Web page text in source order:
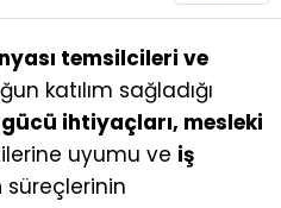
temsilcileri ve
katılım sağladığı
ihtiyaçları, mesleki
uyumu ve iş
süreçlerinin